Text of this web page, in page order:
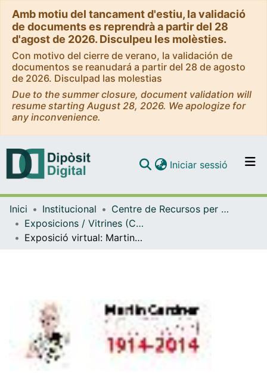
Amb motiu del tancament d'estiu, la validació
de documents es reprendrà a partir del 28
d'agost de 2026. Disculpeu les molèsties.
Con motivo del cierre de verano, la validación de
documentos se reanudará a partir del 28 de agosto
de 2026. Disculpad las molestias
Due to the summer closure, document validation will
resume starting August 28, 2026. We apologize for
any inconvenience.
Navega per tot el DD
Com publicar
Iniciar sessió (current)
Inici Institucional
Centre de Recursos per a l'Aprenentatge i la Investigació (CRAI-UB) - Institucional
Exposicions / Vitrines (CRAI-UB)
Exposició virtual: Martin Gardner: Centenari, 1914-2014. Octubre 2014